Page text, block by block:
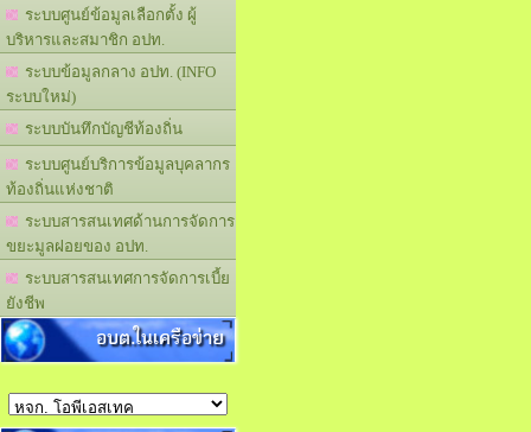
ระบบศูนย์ข้อมูลเลือกตั้ง ผู้
บริหารและสมาชิก อปท.
ระบบข้อมูลกลาง อปท. (INFO
ระบบใหม่)
ระบบบันทึกบัญชีท้องถิ่น
ระบบศูนย์บริการข้อมูลบุคลากร
ท้องถิ่นแห่งชาติ
ระบบสารสนเทศด้านการจัดการ
ขยะมูลฝอยของ อปท.
ระบบสารสนเทศการจัดการเบี้ย
ยังชีพ
อบต.ในเครือข่าย